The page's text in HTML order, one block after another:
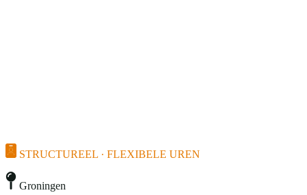
STRUCTUREEL · FLEXIBELE UREN
Groningen